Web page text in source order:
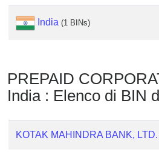
Checker
Validator
India (1 BINs)
PREPAID
India : Elenco di BIN
KOTAK MAHINDRA BANK, LTD.